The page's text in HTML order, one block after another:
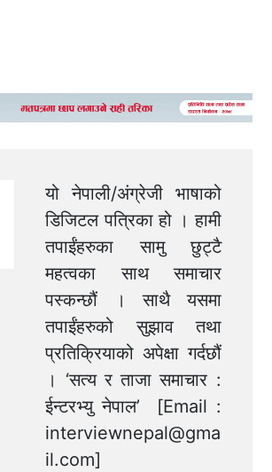
यो नेपाली/अंग्रेजी भाषाको
डिजिटल पत्रिका हो । हामी
तपाईंहरुका सामु छुट्टै
महत्वका साथ समाचार
पस्कन्छौं । साथै यसमा
तपाईंहरुको सुझाव तथा
प्रतिक्रियाको अपेक्षा गर्दछौं
। ‘सत्य र ताजा समाचार :
ईन्टरभ्यु नेपाल’ [Email :
interviewnepal@gma
il.com]